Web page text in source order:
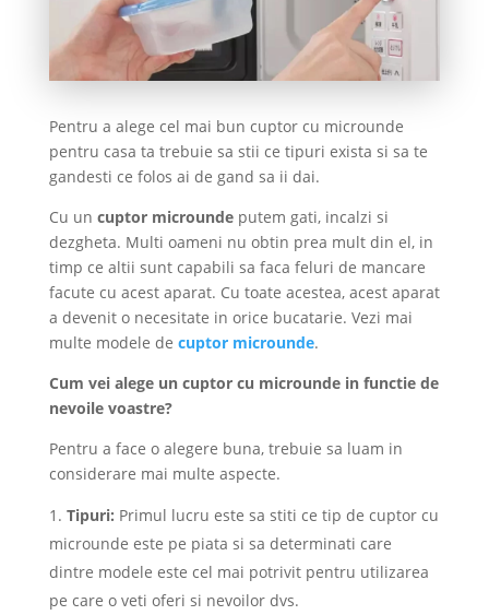
Pentru a alege cel mai bun cuptor cu microunde
pentru casa ta trebuie sa stii ce tipuri exista si sa te
gandesti ce folos ai de gand sa ii dai.
Cu un cuptor microunde putem gati, incalzi si
dezgheta. Multi oameni nu obtin prea mult din el, in
timp ce altii sunt capabili sa faca feluri de mancare
facute cu acest aparat. Cu toate acestea, acest aparat
a devenit o necesitate in orice bucatarie. Vezi mai
multe modele de cuptor microunde.
Cum vei alege un cuptor cu microunde in functie de
nevoile voastre?
Pentru a face o alegere buna, trebuie sa luam in
considerare mai multe aspecte.
Tipuri: Primul lucru este sa stiti ce tip de cuptor cu
microunde este pe piata si sa determinati care
dintre modele este cel mai potrivit pentru utilizarea
pe care o veti oferi si nevoilor dvs.